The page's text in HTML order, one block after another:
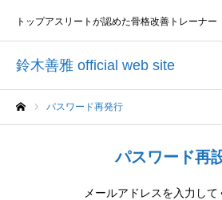
鈴木善雅 official web site
トップアスリートが認めた骨格改善トレーナー
パスワード再発行
パスワード再
メールアドレスを入力して